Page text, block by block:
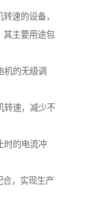
速的设备，
其主要用途包
机的无级调
转速，减少不
时的电流冲
合，实现生产